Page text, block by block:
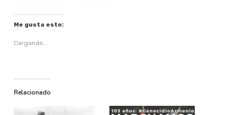
Me gusta esto:
Cargando...
Relacionado